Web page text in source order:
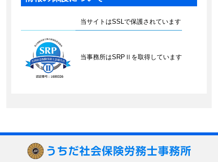
当サイトはSSLで保護されています
当事務所はSRPⅡを取得しています